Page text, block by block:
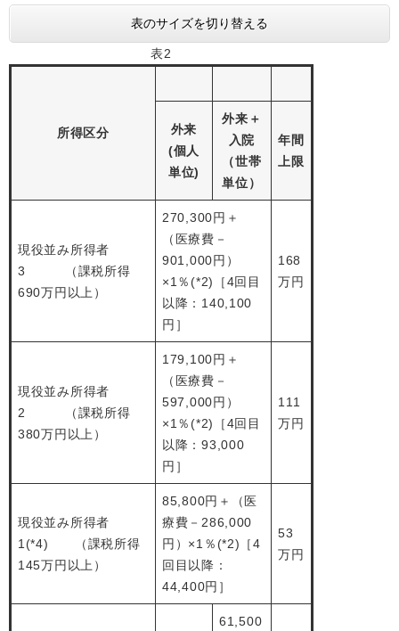
表のサイズを切り替える
表2
所得区分
外来
(個人
単位)
外来＋
入院
（世帯
単位）
年間
上限
現役並み所得者
3 （課税所得
690万円以上）
270,300円＋
（医療費－
901,000円）
×1％(*2)［4回目
以降：140,100
円］
168
万円
現役並み所得者
2 （課税所得
380万円以上）
179,100円＋
（医療費－
597,000円）
×1％(*2)［4回目
以降：93,000
円］
111
万円
現役並み所得者
1(*4) （課税所得
145万円以上）
85,800円＋（医
療費－286,000
円）×1％(*2)［4
回目以降：
44,400円］
53
万円
61,500